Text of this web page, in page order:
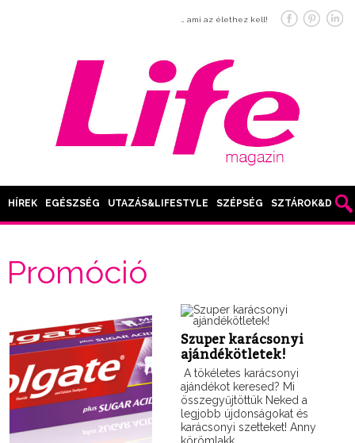
… ami az élethez kell!
HÍREK EGÉSZSÉG UTAZÁS&LIFESTYLE SZÉPSÉG SZTÁROK&DIVAT
Promóció
Szuper karácsonyi
ajándékötletek!
A tökéletes karácsonyi
ajándékot keresed? Mi
összegyűjtöttük Neked a
legjobb újdonságokat és
karácsonyi szetteket! Anny